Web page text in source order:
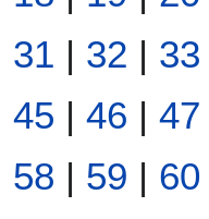
31 | 32 | 33
45 | 46 | 47
58 | 59 | 60